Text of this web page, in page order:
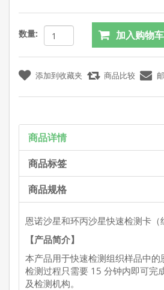
数量:
商品详情
商品标签
商品规格
恩诺沙星和环丙沙星快速检测卡（
【产品简介】
本产品用于快速检测组织样品中的
检测过程只需要 15 分钟内即可完
及检测机构。